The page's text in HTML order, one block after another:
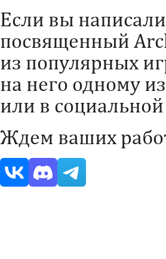
Если вы
посвященный
из популярных
на него одному
или в
Ждем ваших